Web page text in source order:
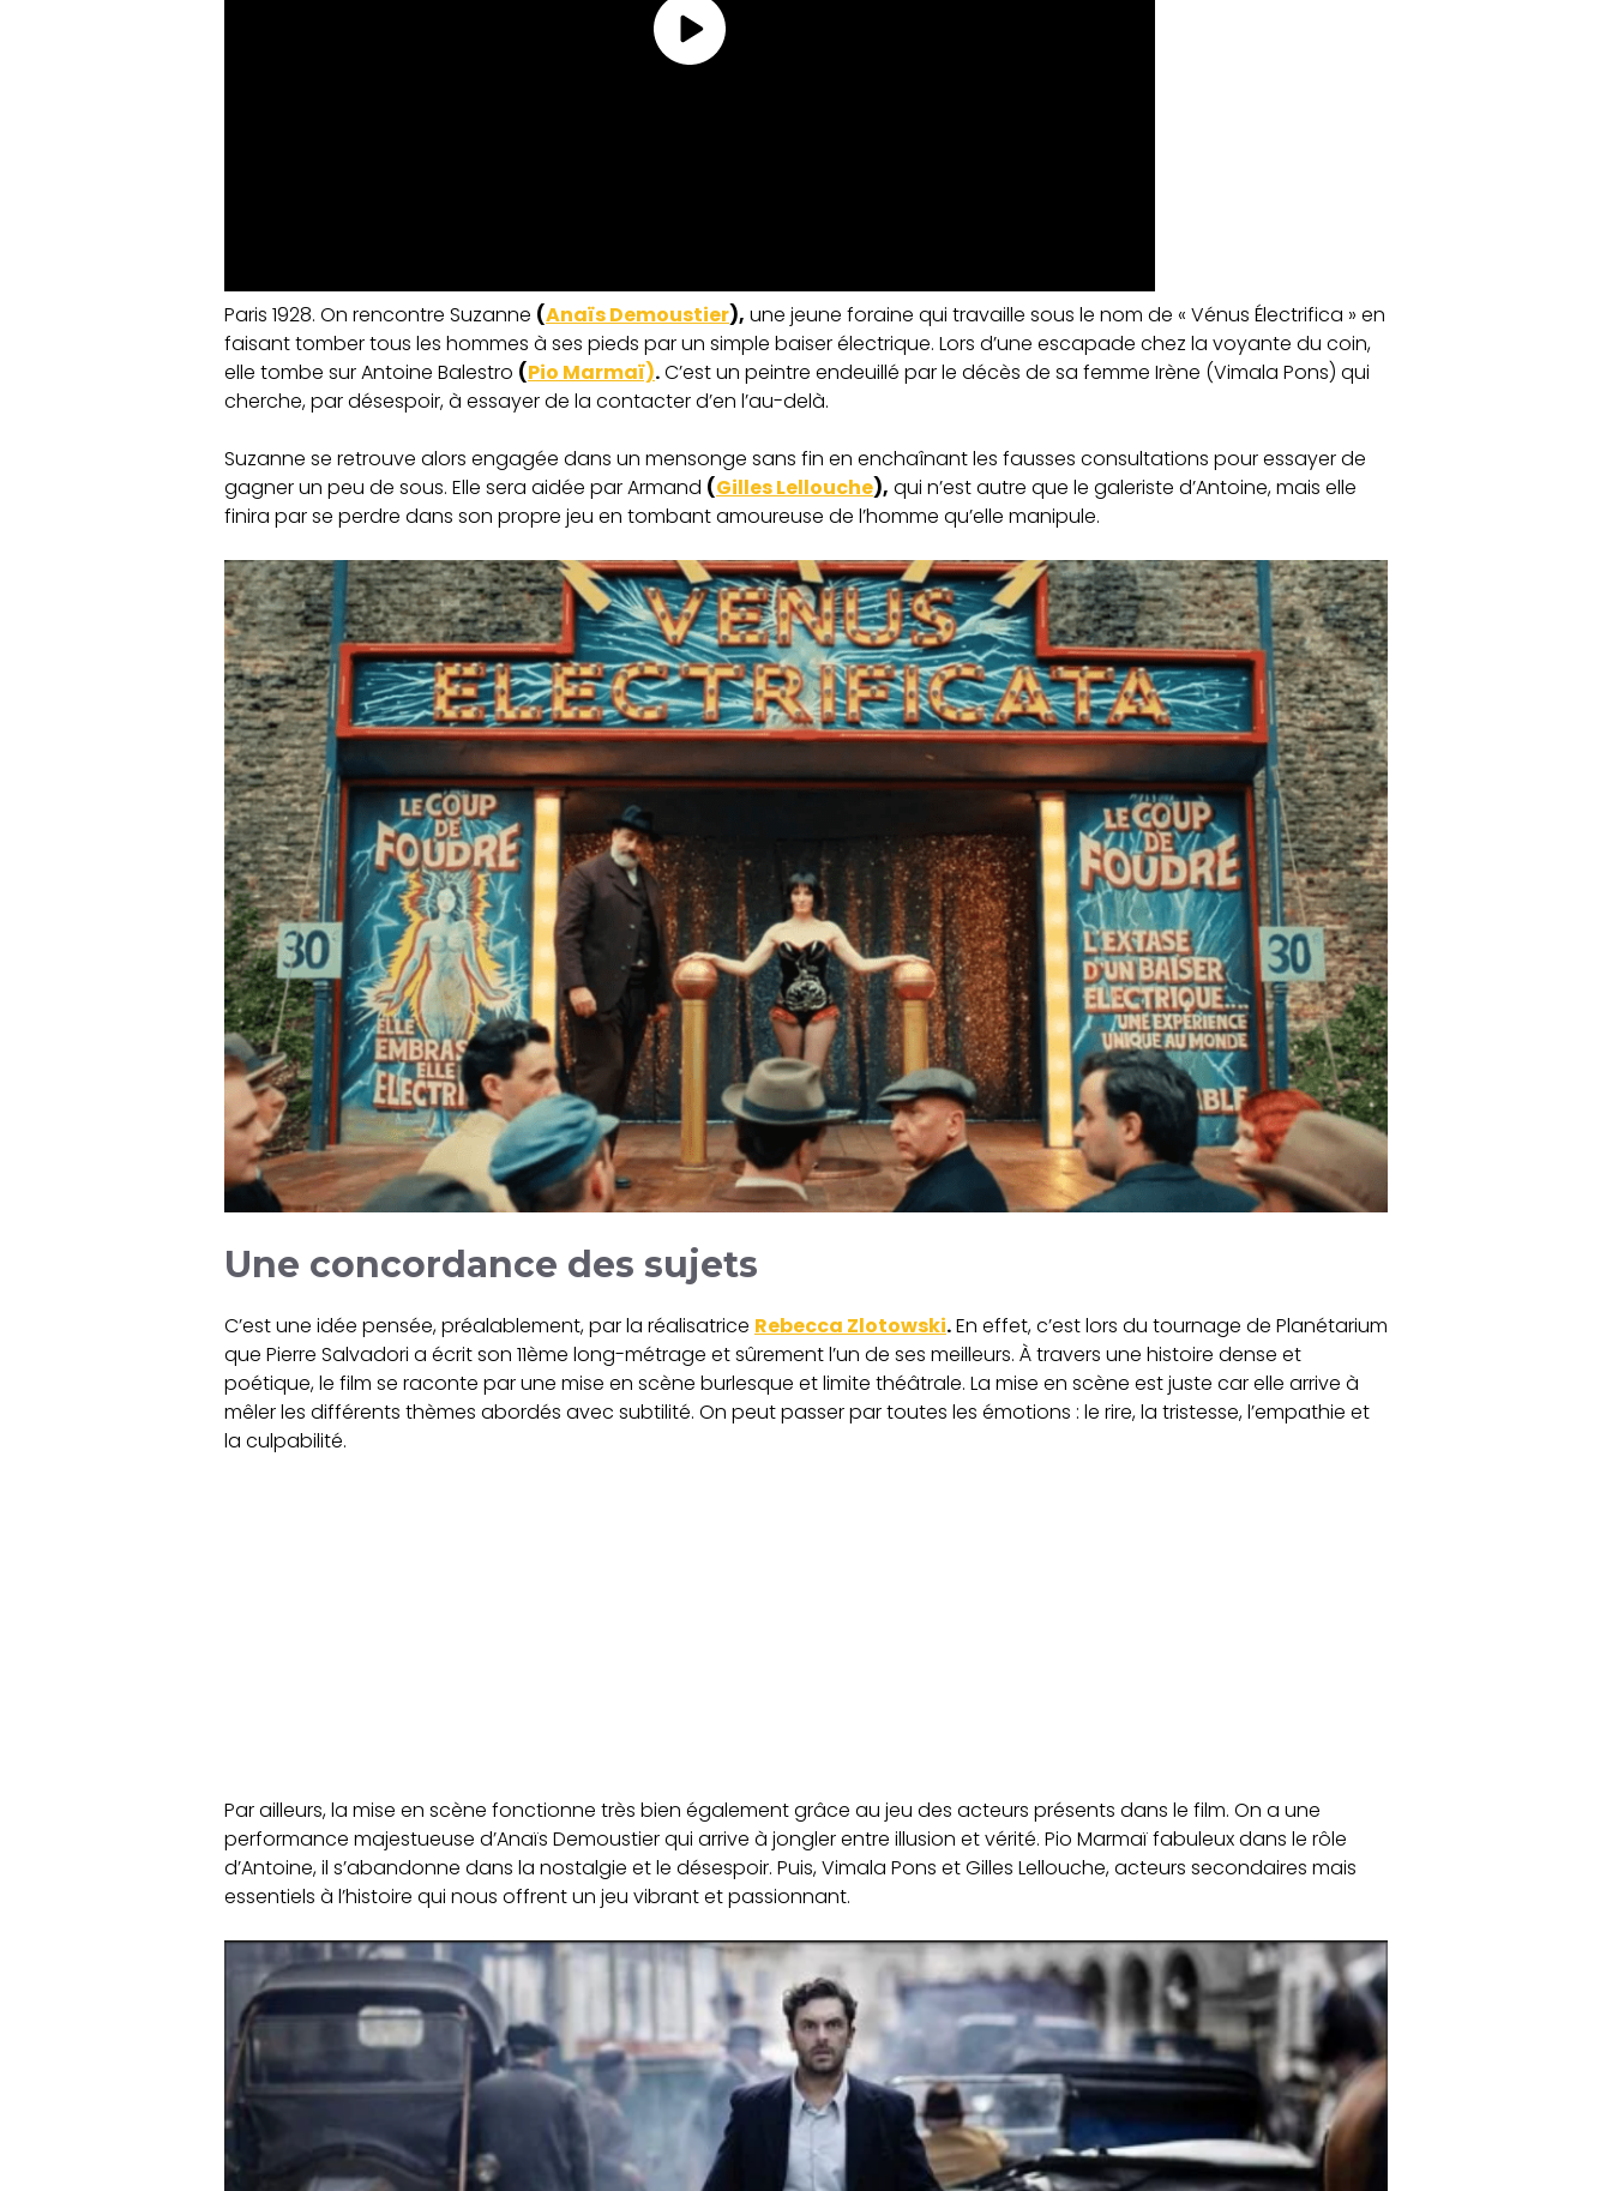
Paris 1928. On rencontre Suzanne (Anaïs Demoustier), une jeune foraine qui travaille sous le nom de « Vénus Électrifica » en
faisant tomber tous les hommes à ses pieds par un simple baiser électrique. Lors d’une escapade chez la voyante du coin,
elle tombe sur Antoine Balestro (Pio Marmaï).C’est un peintre endeuillé par le décès de sa femme Irène (Vimala Pons) qui
cherche, par désespoir, à essayer de la contacter d’en l’au-delà.
Suzanne se retrouve alors engagée dans un mensonge sans fin en enchaînant les fausses consultations pour essayer de
gagner un peu de sous. Elle sera aidée par Armand (Gilles Lellouche), qui n’est autre que le galeriste d’Antoine, mais elle
finira par se perdre dans son propre jeu en tombant amoureuse de l’homme qu’elle manipule.
Une concordance des sujets
C’est une idée pensée, préalablement, par la réalisatrice Rebecca Zlotowski.En effet, c’est lors du tournage de Planétarium
que Pierre Salvadori a écrit son 11ème long-métrage et sûrement l’un de ses meilleurs. À travers une histoire dense et
poétique, le film se raconte par une mise en scène burlesque et limite théâtrale. La mise en scène est juste car elle arrive à
mêler les différents thèmes abordés avec subtilité. On peut passer par toutes les émotions : le rire, la tristesse, l’empathie et
la culpabilité.
Par ailleurs, la mise en scène fonctionne très bien également grâce au jeu des acteurs présents dans le film. On a une
performance majestueuse d’Anaïs Demoustier qui arrive à jongler entre illusion et vérité. Pio Marmaï fabuleux dans le rôle
d’Antoine, il s’abandonne dans la nostalgie et le désespoir. Puis, Vimala Pons et Gilles Lellouche, acteurs secondaires mais
essentiels à l’histoire qui nous offrent un jeu vibrant et passionnant.